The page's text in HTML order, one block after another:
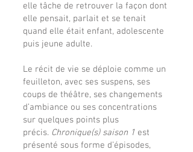
elle tâche de retrouver la façon dont
elle pensait, parlait et se tenait
quand elle était enfant, adolescente
puis jeune adulte.
Le récit de vie se déploie comme un
feuilleton, avec ses suspens, ses
coups de théâtre, ses changements
d’ambiance ou ses concentrations
sur quelques points plus
précis. Chronique(s) saison 1 est
présenté sous forme d’épisodes,